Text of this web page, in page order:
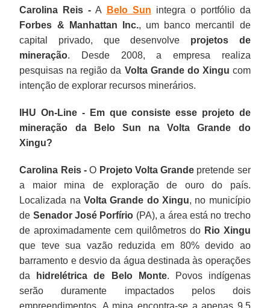
Carolina Reis - A Belo Sun integra o portfólio da
Forbes & Manhattan Inc., um banco mercantil de
capital privado, que desenvolve projetos de
mineração. Desde 2008, a empresa realiza
pesquisas na região da Volta Grande do Xingu com
intenção de explorar recursos minerários.
IHU On-Line - Em que consiste esse projeto de
mineração da Belo Sun na Volta Grande do
Xingu?
Carolina Reis -O Projeto Volta Grande pretende ser
a maior mina de exploração de ouro do país.
Localizada naVolta Grande do Xingu, no município
de Senador José Porfírio (PA), a área está no trecho
de aproximadamente cem quilômetros do Rio Xingu
que teve sua vazão reduzida em 80% devido ao
barramento e desvio da água destinada às operações
da
hidrelétrica de Belo Monte. Povos indígenas
serão duramente impactados pelos dois
empreendimentos. A mina encontra-se a apenas 9,5